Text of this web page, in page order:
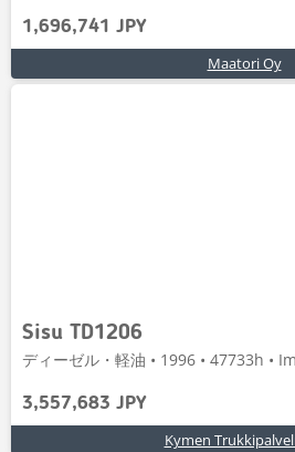
1,696,741 JPY
Maatori Oy
Sisu TD1206
ディーゼル・軽油 • 1996 • 47733h •
3,557,683 JPY
Kymen